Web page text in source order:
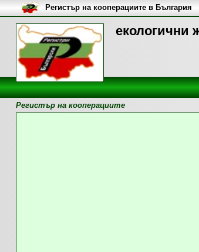
екологични
Регистър на кооперациите в България
Регистър на кооперациите